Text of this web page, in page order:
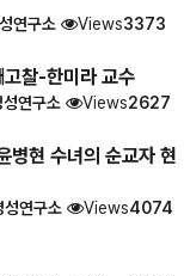
연구소 Views3373
찰-한미라 교수
성연구소 Views2627
병현 수녀의 순교자 현
성연구소 Views4074